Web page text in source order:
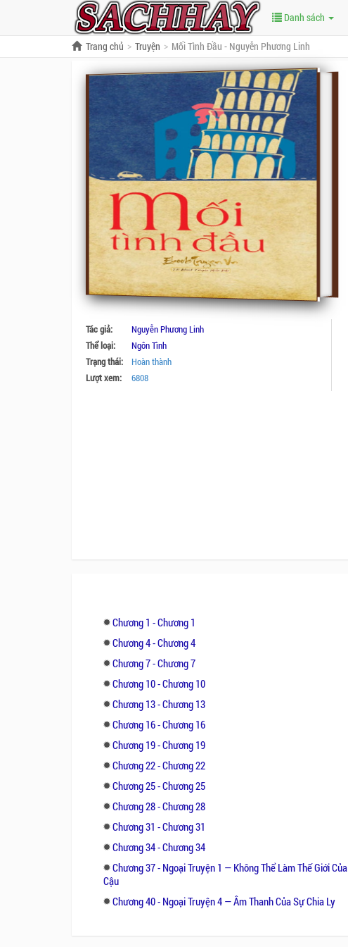
Danh sách
Trang chủ Truyện Mối Tình Đầu - Nguyễn Phương Linh
Tác giả:
Nguyễn Phương Linh
Thể loại:
Ngôn Tình
Trạng thái:
Hoàn thành
Lượt xem:
6808
Chương 1 - Chương 1
Chương 4 - Chương 4
Chương 7 - Chương 7
Chương 10 - Chương 10
Chương 13 - Chương 13
Chương 16 - Chương 16
Chương 19 - Chương 19
Chương 22 - Chương 22
Chương 25 - Chương 25
Chương 28 - Chương 28
Chương 31 - Chương 31
Chương 34 - Chương 34
Chương 37 - Ngoại Truyện 1 — Không Thể Làm Thế Giới Của
Cậu
Chương 40 - Ngoại Truyện 4 — Âm Thanh Của Sự Chia Ly